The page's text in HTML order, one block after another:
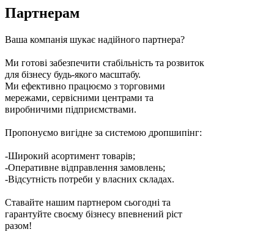
Партнерам
Ваша компанія шукає надійного партнера?
Ми готові забезпечити стабільність та розвиток
для бізнесу будь-якого масштабу.
Ми ефективно працюємо з торговими
мережами, сервісними центрами та
виробничими підприємствами.
Пропонуємо вигідне за системою дропшипінг:
-Широкий асортимент товарів;
-Оперативне відправлення замовлень;
-Відсутність потреби у власних складах.
Ставайте нашим партнером сьогодні та
гарантуйте своєму бізнесу впевнений ріст
разом!